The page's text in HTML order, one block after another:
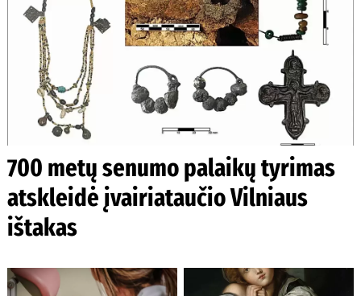
700 metų senumo palaikų tyrimas
atskleidė įvairiataučio Vilniaus
ištakas